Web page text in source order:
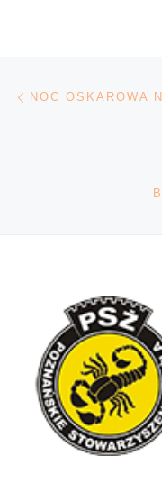
Nawigacja
NOC OSKAROWA